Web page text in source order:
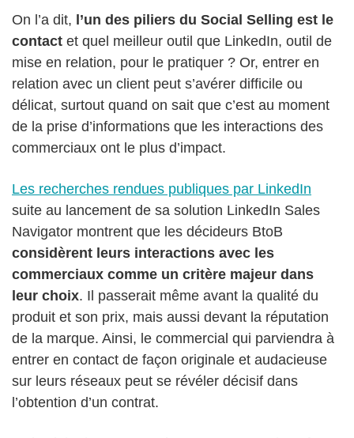
On l’a dit, l’un des piliers du Social Selling est le
contact et quel meilleur outil que LinkedIn, outil de
mise en relation, pour le pratiquer ? Or, entrer en
relation avec un client peut s’avérer difficile ou
délicat, surtout quand on sait que c’est au moment
de la prise d’informations que les interactions des
commerciaux ont le plus d’impact.
Les recherches rendues publiques par LinkedIn
suite au lancement de sa solution LinkedIn Sales
Navigator montrent que les décideurs BtoB
considèrent leurs interactions avec les
commerciaux comme un critère majeur dans
leur choix. Il passerait même avant la qualité du
produit et son prix, mais aussi devant la réputation
de la marque. Ainsi, le commercial qui parviendra à
entrer en contact de façon originale et audacieuse
sur leurs réseaux peut se révéler décisif dans
l’obtention d’un contrat.